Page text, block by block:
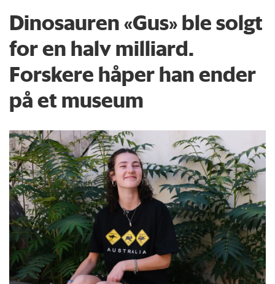
Dinosauren «Gus» ble solgt
for en halv milliard.
Forskere håper han ender
på et museum